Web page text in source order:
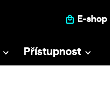
E-shop
Přístupnost